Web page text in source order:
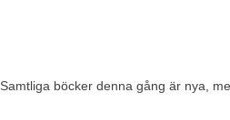
Samtliga böcker denna gång är nya,